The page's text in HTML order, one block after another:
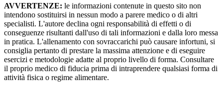
AVVERTENZE: le informazioni contenute in questo sito non
intendono sostituirsi in nessun modo a parere medico o di altri
specialisti. L'autore declina ogni responsabilità di effetti o di
conseguenze risultanti dall'uso di tali informazioni e dalla loro messa
in pratica. L'allenamento con sovraccarichi può causare infortuni, si
consiglia pertanto di prestare la massima attenzione e di eseguire
esercizi e metodologie adatte al proprio livello di forma. Consultare
il proprio medico di fiducia prima di intraprendere qualsiasi forma di
attività fisica o regime alimentare.